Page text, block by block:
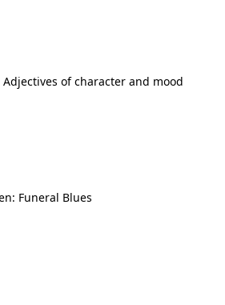
Adjectives of character and mood
Funeral Blues